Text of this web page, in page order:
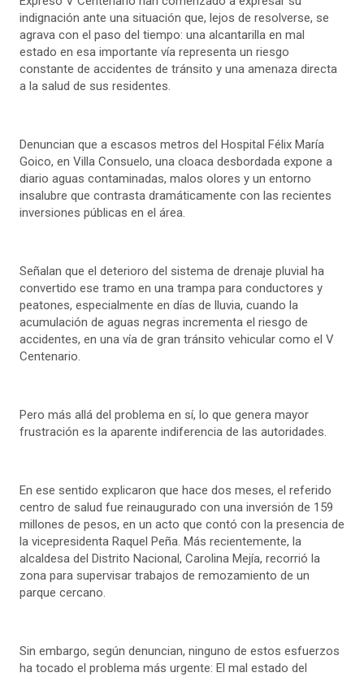
indignación ante una situación que, lejos de resolverse, se
agrava con el paso del tiempo: una alcantarilla en mal
estado en esa importante vía representa un riesgo
constante de accidentes de tránsito y una amenaza directa
a la salud de sus residentes.
Denuncian que a escasos metros del Hospital Félix María
Goico, en Villa Consuelo, una cloaca desbordada expone a
diario aguas contaminadas, malos olores y un entorno
insalubre que contrasta dramáticamente con las recientes
inversiones públicas en el área.
Señalan que el deterioro del sistema de drenaje pluvial ha
convertido ese tramo en una trampa para conductores y
peatones, especialmente en días de lluvia, cuando la
acumulación de aguas negras incrementa el riesgo de
accidentes, en una vía de gran tránsito vehicular como el V
Centenario.
Pero más allá del problema en sí, lo que genera mayor
frustración es la aparente indiferencia de las autoridades.
En ese sentido explicaron que hace dos meses, el referido
centro de salud fue reinaugurado con una inversión de 159
millones de pesos, en un acto que contó con la presencia de
la vicepresidenta Raquel Peña. Más recientemente, la
alcaldesa del Distrito Nacional, Carolina Mejía, recorrió la
zona para supervisar trabajos de remozamiento de un
parque cercano.
Sin embargo, según denuncian, ninguno de estos esfuerzos
ha tocado el problema más urgente: El mal estado del